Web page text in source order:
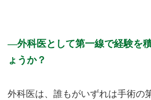
外科医として第一線で経験を
ょうか？
外科医は、誰もがいずれは手術の